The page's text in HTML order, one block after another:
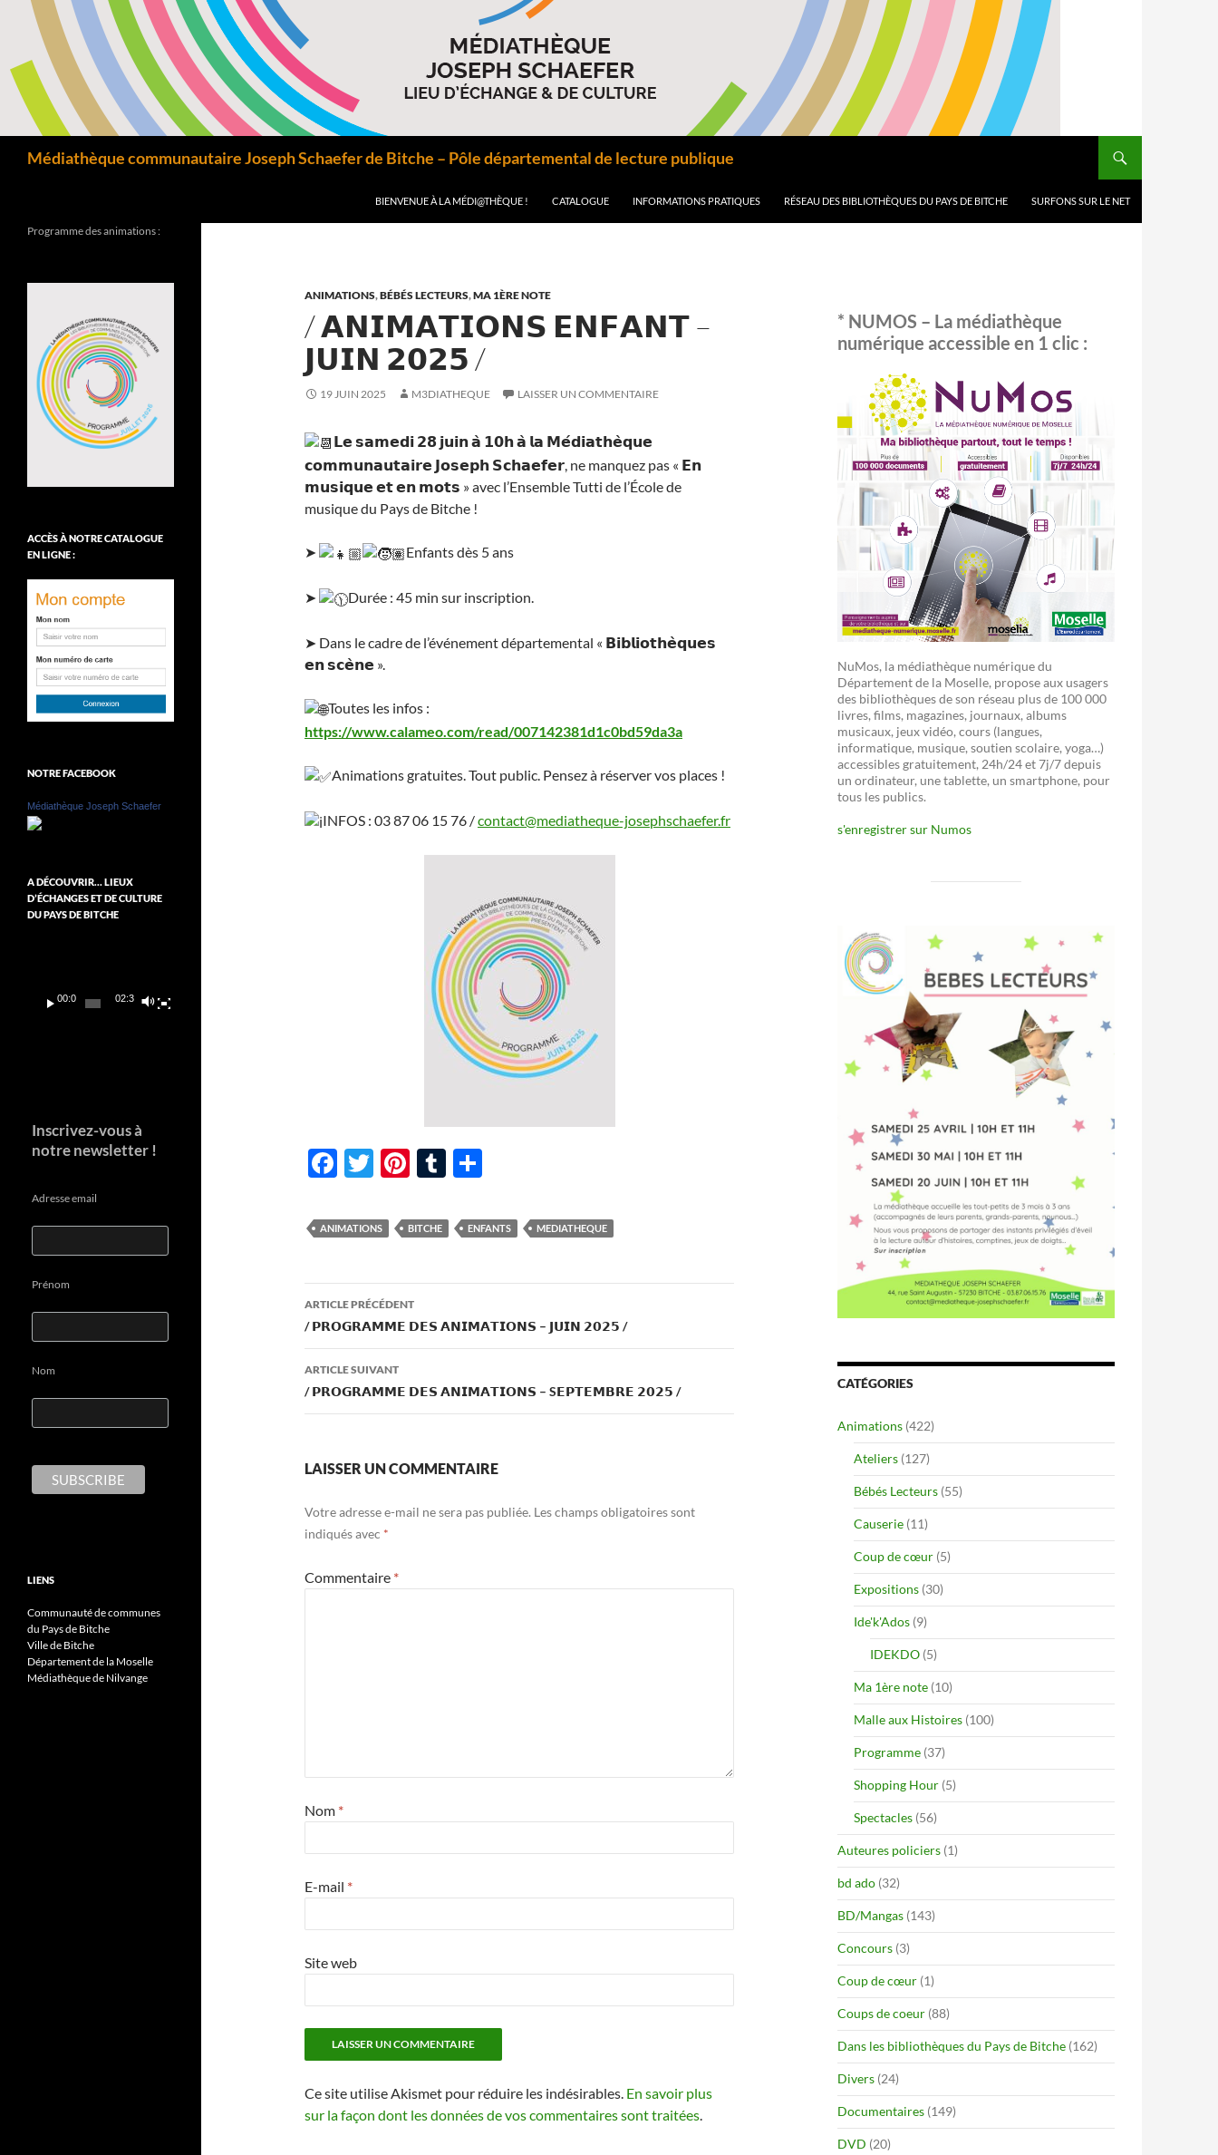
contenu
Médiathèque communautaire Joseph Schaefer de Bitche – Pôle départemental de lecture publique
BIENVENUE À LA MÉDI@THÈQUE ! CATALOGUE INFORMATIONS PRATIQUES RÉSEAU DES BIBLIOTHÈQUES DU PAYS DE BITCHE SURFONS SUR LE NET
ANIMATIONS,BÉBÉS LECTEURS,MA 1ÈRE NOTE
/ 𝗔𝗡𝗜𝗠𝗔𝗧𝗜𝗢𝗡𝗦 𝗘𝗡𝗙𝗔𝗡𝗧 –
𝗝𝗨𝗜𝗡 𝟮𝟬𝟮𝟱 /
19 JUIN 2025 M3DIATHEQUE LAISSER UN COMMENTAIRE
𝗟𝗲 𝘀𝗮𝗺𝗲𝗱𝗶 𝟮𝟴 𝗷𝘂𝗶𝗻 𝗮̀ 𝟭𝟬𝗵 𝗮̀ 𝗹𝗮 𝗠𝗲́𝗱𝗶𝗮𝘁𝗵𝗲̀𝗾𝘂𝗲
𝗰𝗼𝗺𝗺𝘂𝗻𝗮𝘂𝘁𝗮𝗶𝗿𝗲 𝗝𝗼𝘀𝗲𝗽𝗵 𝗦𝗰𝗵𝗮𝗲𝗳𝗲𝗿, ne manquez pas « 𝗘𝗻
𝗺𝘂𝘀𝗶𝗾𝘂𝗲 𝗲𝘁 𝗲𝗻 𝗺𝗼𝘁𝘀 » avec l’Ensemble Tutti de l’École de
musique du Pays de Bitche !
➤ Enfants dès 5 ans
➤ Durée : 45 min sur inscription.
➤ Dans le cadre de l’événement départemental « 𝗕𝗶𝗯𝗹𝗶𝗼𝘁𝗵𝗲̀𝗾𝘂𝗲𝘀
𝗲𝗻 𝘀𝗰𝗲̀𝗻𝗲 ».
Toutes les infos :
https://www.calameo.com/read/007142381d1c0bd59da3a
Animations gratuites. Tout public. Pensez à réserver vos places !
INFOS : 03 87 06 15 76 /contact@mediatheque-josephschaefer.fr
F
e
b
o
o
k
T
itt
er
Pi
er
es
t
T
m
bl
r
ta
g
er
ANIMATIONS BITCHE ENFANTS MEDIATHEQUE
Navigation
des
articles
ARTICLE PRÉCÉDENT
/ 𝗣𝗥𝗢𝗚𝗥𝗔𝗠𝗠𝗘 𝗗𝗘𝗦 𝗔𝗡𝗜𝗠𝗔𝗧𝗜𝗢𝗡𝗦 – 𝗝𝗨𝗜𝗡 𝟮𝟬𝟮𝟱 /
ARTICLE SUIVANT
/ 𝗣𝗥𝗢𝗚𝗥𝗔𝗠𝗠𝗘 𝗗𝗘𝗦 𝗔𝗡𝗜𝗠𝗔𝗧𝗜𝗢𝗡𝗦 – S𝗘𝗣𝗧𝗘𝗠𝗕𝗥𝗘 𝟮𝟬𝟮𝟱 /
LAISSER UN COMMENTAIRE
Votre adresse e-mail ne sera pas publiée. Les champs obligatoires sont
indiqués avec *
Commentaire *
Nom *
E-mail *
Site web
Ce site utilise Akismet pour réduire les indésirables. En savoir plus
sur la façon dont les données de vos commentaires sont traitées
* NUMOS – La médiathèque
numérique accessible en 1 clic :
NuMos, la médiathèque numérique du
Département de la Moselle, propose aux usagers
des bibliothèques de son réseau plus de 100 000
livres, films, magazines, journaux, albums
musicaux, jeux vidéo, cours (langues,
informatique, musique, soutien scolaire, yoga…)
accessibles gratuitement, 24h/24 et 7j/7 depuis
un ordinateur, une tablette, un smartphone, pour
tous les publics.
s'enregistrer sur Numos
CATÉGORIES
Animations (422)
Ateliers (127)
Bébés Lecteurs (55)
Causerie (11)
Coup de cœur (5)
Expositions (30)
Ide'k'Ados (9)
IDEKDO (5)
Ma 1ère note (10)
Malle aux Histoires (100)
Programme (37)
Shopping Hour (5)
Spectacles (56)
Auteures policiers (1)
bd ado (32)
BD/Mangas (143)
Concours (3)
Coup de cœur (1)
Coups de coeur (88)
Dans les bibliothèques du Pays de Bitche (162)
Divers (24)
Documentaires (149)
DVD (20)
Programme des animations :
ACCÈS À NOTRE CATALOGUE
EN LIGNE :
NOTRE FACEBOOK
Médiathèque Joseph Schaefer
A DÉCOUVRIR… LIEUX
D’ÉCHANGES ET DE CULTURE
DU PAYS DE BITCHE
00:00 02:37
Inscrivez-vous à
notre newsletter !
Adresse email
Prénom
Nom
LIENS
Communauté de communes
du Pays de Bitche
Ville de Bitche
Département de la Moselle
Médiathèque de Nilvange